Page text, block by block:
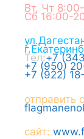
Вт, Чт
Сб 16:00-
г.
Тел:+7
+7 (950)
+7 (922)
отправить
сайт: